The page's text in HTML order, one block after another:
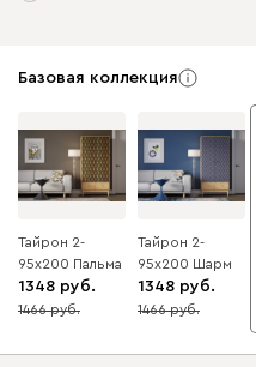
Базовая коллекция
Тайрон 2-
95x200 Пальма ​
1348
8
1466
Тайрон 2-
95x200 Шарм ​
1348
8
1466